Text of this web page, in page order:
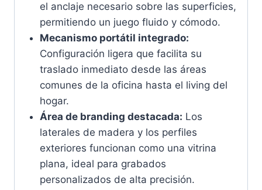
el anclaje necesario sobre las superficies,
permitiendo un juego fluido y cómodo.
Mecanismo portátil integrado:
Configuración ligera que facilita su
traslado inmediato desde las áreas
comunes de la oficina hasta el living del
hogar.
Área de branding destacada: Los
laterales de madera y los perfiles
exteriores funcionan como una vitrina
plana, ideal para grabados
personalizados de alta precisión.